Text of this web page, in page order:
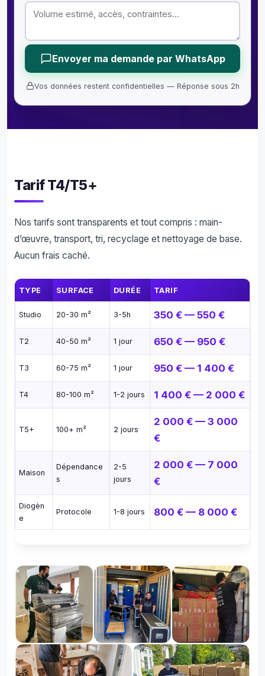
Envoyer ma demande par WhatsApp
Vos données restent confidentielles — Réponse sous 2h
Tarif T4/T5+
Nos tarifs sont transparents et tout compris : main-
d’œuvre, transport, tri, recyclage et nettoyage de base.
Aucun frais caché.
TYPE SURFACE DURÉE TARIF
Studio 20-30 m² 3-5h 350 € — 550 €
T2 40-50 m² 1 jour 650 € — 950 €
T3 60-75 m² 1 jour 950 € — 1 400 €
T4 80-100 m² 1-2 jours 1 400 € — 2 000 €
T5+ 100+ m² 2 jours
2 000 € — 3 000
€
Maison
Dépendance
s
2-5
jours
2 000 € — 7 000
€
Diogèn
e
Protocole 1-8 jours 800 € — 8 000 €